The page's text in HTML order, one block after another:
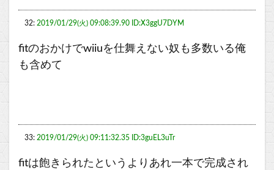
32: 2019/01/29(火) 09:08:39.90 ID:X3ggU7DYM
fitのおかけでwiiuを仕舞えない奴も多数いる俺
も含めて
33: 2019/01/29(火) 09:11:32.35 ID:3guEL3uTr
fitは飽きられたというよりあれ一本で完成され